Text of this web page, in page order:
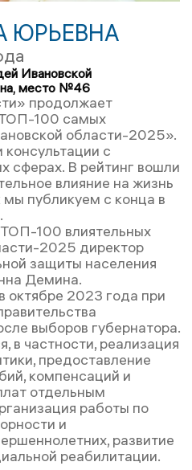
ЮРЬЕВНА
Ивановской
место №46
продолжает
100 самых
области-2025».
с
сферах. В рейтинг вошли
влияние на жизнь
публикуем с конца в
100 влиятельных
2025 директор
защиты населения
Демина.
октябре 2023 года при
выборов губернатора.
в частности, реализация
предоставление
компенсаций и
отдельным
работы по
и
развитие
реабилитации.